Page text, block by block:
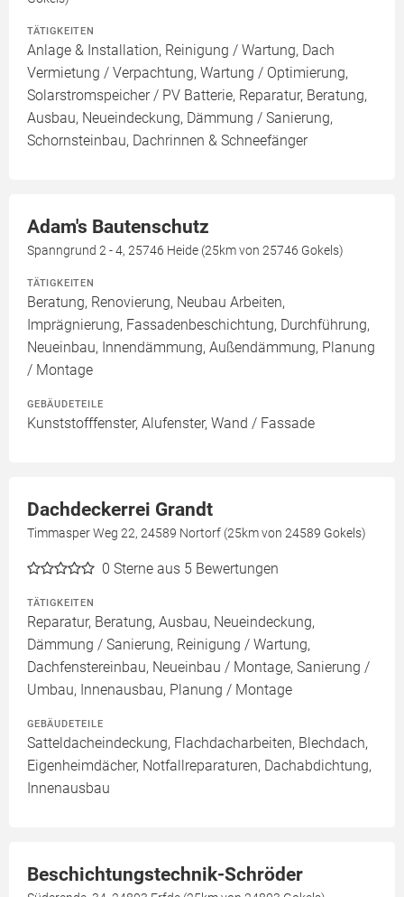
TÄTIGKEITEN
Anlage & Installation, Reinigung / Wartung, Dach
Vermietung / Verpachtung, Wartung / Optimierung,
Solarstromspeicher / PV Batterie, Reparatur, Beratung,
Ausbau, Neueindeckung, Dämmung / Sanierung,
Schornsteinbau, Dachrinnen & Schneefänger
Adam's Bautenschutz
Spanngrund 2 - 4, 25746 Heide (25km von 25746 Gokels)
TÄTIGKEITEN
Beratung, Renovierung, Neubau Arbeiten,
Imprägnierung, Fassadenbeschichtung, Durchführung,
Neueinbau, Innendämmung, Außendämmung, Planung
/ Montage
GEBÄUDETEILE
Kunststofffenster, Alufenster, Wand / Fassade
Dachdeckerrei Grandt
Timmasper Weg 22, 24589 Nortorf (25km von 24589 Gokels)
0 Sterne aus 5 Bewertungen
TÄTIGKEITEN
Reparatur, Beratung, Ausbau, Neueindeckung,
Dämmung / Sanierung, Reinigung / Wartung,
Dachfenstereinbau, Neueinbau / Montage, Sanierung /
Umbau, Innenausbau, Planung / Montage
GEBÄUDETEILE
Satteldacheindeckung, Flachdacharbeiten, Blechdach,
Eigenheimdächer, Notfallreparaturen, Dachabdichtung,
Innenausbau
Beschichtungstechnik-Schröder